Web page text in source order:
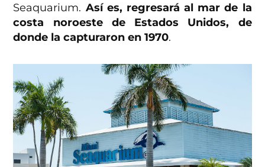
Seaquarium. Así es, regresará al mar de la
costa noroeste de Estados Unidos, de
donde la capturaron en 1970.